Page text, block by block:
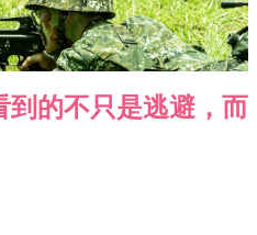
到的不只是逃避，而